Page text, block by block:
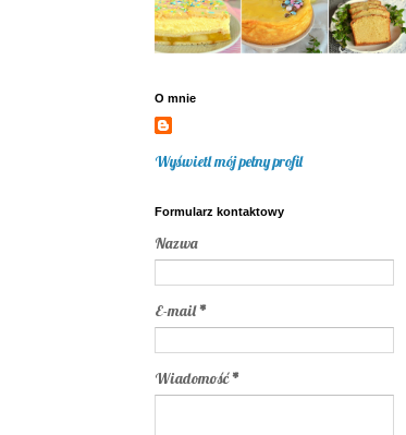
O mnie
Wyświetl mój pełny profil
Formularz kontaktowy
Nazwa
E-mail*
Wiadomość*